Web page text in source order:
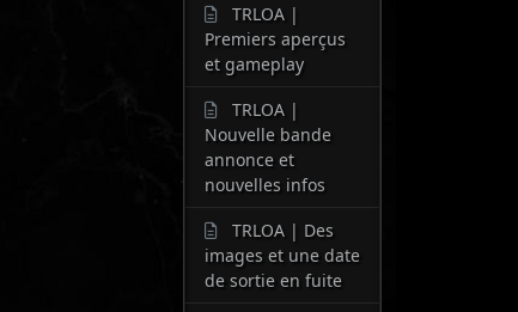
TRLOA |
Premiers aperçus
et gameplay
TRLOA |
Nouvelle bande
annonce et
nouvelles infos
TRLOA | Des
images et une date
de sortie en fuite